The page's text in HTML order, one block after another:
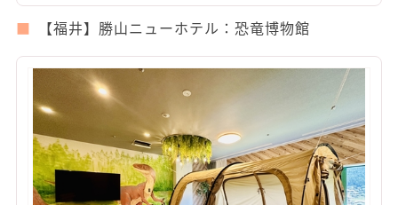
【福井】勝山ニューホテル：恐竜博物館